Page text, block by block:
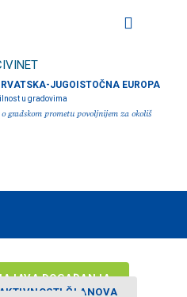
JUGOISTOČNA EUROPA
u gradovima
gradskom prometu povoljnijem za okoliš
DOGAĐANJA
AKTIVNOSTI ČLANOVA